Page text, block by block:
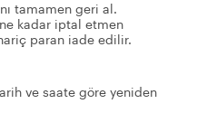
tamamen geri al.
kadar iptal etmen
paran iade edilir.
ve saate göre yeniden